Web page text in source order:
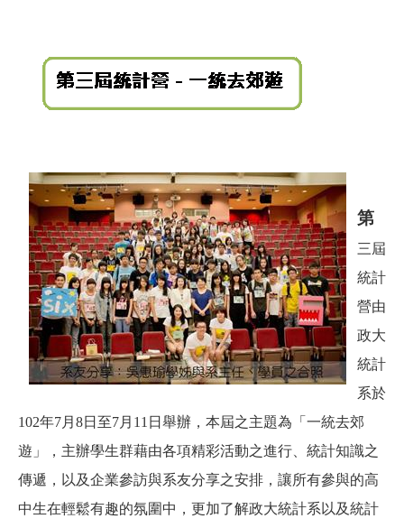
第
三屆
統計
營由
政大
統計
系於
102年7月8日至7月11日舉辦，本屆之主題為「一統去郊
遊」，主辦學生群藉由各項精彩活動之進行、統計知識之
傳遞，以及企業參訪與系友分享之安排，讓所有參與的高
中生在輕鬆有趣的氛圍中，更加了解政大統計系以及統計